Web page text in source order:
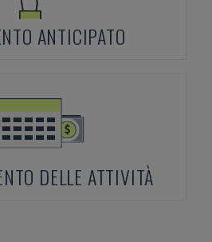
ANTICIPATO
DELLE ATTIVITÀ